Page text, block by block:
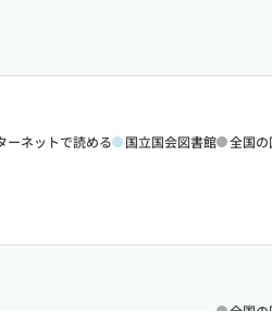
ーネットで読める 国立国会図書館 全国